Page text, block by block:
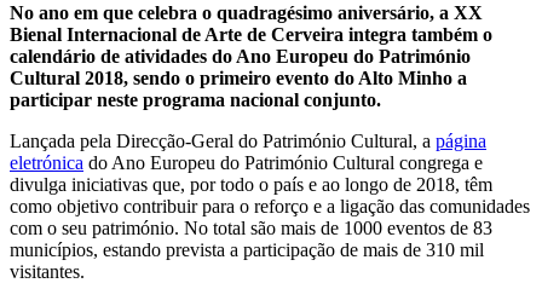
No ano em que celebra o quadragésimo aniversário, a XX
Bienal Internacional de Arte de Cerveira integra também o
calendário de atividades do Ano Europeu do Património
Cultural 2018, sendo o primeiro evento do Alto Minho a
participar neste programa nacional conjunto.
Lançada pela Direcção-Geral do Património Cultural, a página
eletrónica do Ano Europeu do Património Cultural congrega e
divulga iniciativas que, por todo o país e ao longo de 2018, têm
como objetivo contribuir para o reforço e a ligação das comunidades
com o seu património. No total são mais de 1000 eventos de 83
municípios, estando prevista a participação de mais de 310 mil
visitantes.